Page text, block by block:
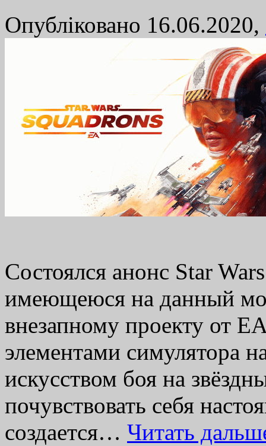
Опубліковано 16.06.2020,
Состоялся анонс Star
имеющеюся на данный
внезапному проекту от
элементами симулятора
искусством боя на
почувствовать себя
создается… Читать